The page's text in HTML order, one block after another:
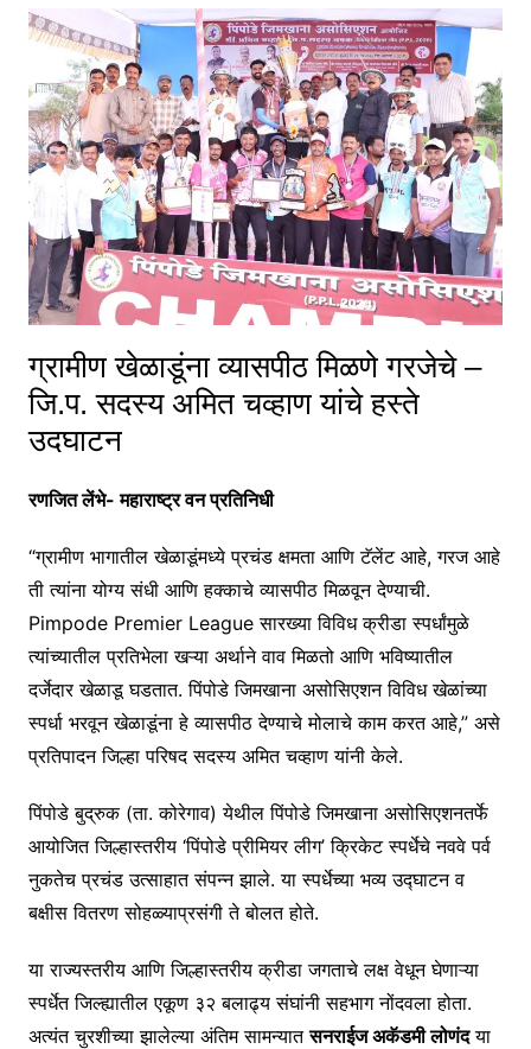
ग्रामीण खेळाडूंना व्यासपीठ मिळणे गरजेचे –
जि.प. सदस्य अमित चव्हाण यांचे हस्ते
उदघाटन
रणजित लेंभे- महाराष्ट्र वन प्रतिनिधी
“ग्रामीण भागातील खेळाडूंमध्ये प्रचंड क्षमता आणि टॅलेंट आहे, गरज आहे
ती त्यांना योग्य संधी आणि हक्काचे व्यासपीठ मिळवून देण्याची.
Pimpode Premier League सारख्या विविध क्रीडा स्पर्धांमुळे
त्यांच्यातील प्रतिभेला खऱ्या अर्थाने वाव मिळतो आणि भविष्यातील
दर्जेदार खेळाडू घडतात. पिंपोडे जिमखाना असोसिएशन विविध खेळांच्या
स्पर्धा भरवून खेळाडूंना हे व्यासपीठ देण्याचे मोलाचे काम करत आहे,” असे
प्रतिपादन जिल्हा परिषद सदस्य अमित चव्हाण यांनी केले.
पिंपोडे बुद्रुक (ता. कोरेगाव) येथील पिंपोडे जिमखाना असोसिएशनतर्फे
आयोजित जिल्हास्तरीय ‘पिंपोडे प्रीमियर लीग’ क्रिकेट स्पर्धेचे नववे पर्व
नुकतेच प्रचंड उत्साहात संपन्न झाले. या स्पर्धेच्या भव्य उद्घाटन व
बक्षीस वितरण सोहळ्याप्रसंगी ते बोलत होते.
या राज्यस्तरीय आणि जिल्हास्तरीय क्रीडा जगताचे लक्ष वेधून घेणाऱ्या
स्पर्धेत जिल्ह्यातील एकूण ३२ बलाढ्य संघांनी सहभाग नोंदवला होता.
अत्यंत चुरशीच्या झालेल्या अंतिम सामन्यातसनराईज अकॅडमी लोणंदया